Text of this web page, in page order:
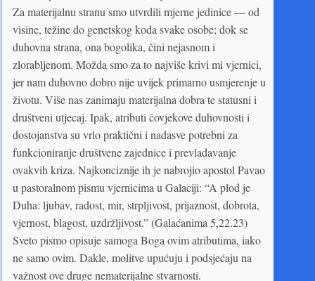
Za materijalnu stranu smo utvrdili mjerne jedinice — od
visine, težine do genetskog koda svake osobe; dok se
duhovna strana, ona bogolika, čini nejasnom i
zlorabljenom. Možda smo za to najviše krivi mi vjernici,
jer nam duhovno dobro nije uvijek primarno usmjerenje u
životu. Više nas zanimaju materijalna dobra te statusni i
društveni utjecaj. Ipak, atributi čovjekove duhovnosti i
dostojanstva su vrlo praktični i nadasve potrebni za
funkcioniranje društvene zajednice i prevladavanje
ovakvih kriza. Najkonciznije ih je nabrojio apostol Pavao
u pastoralnom pismu vjernicima u Galaciji: “A plod je
Duha: ljubav, radost, mir, strpljivost, prijaznost, dobrota,
vjernost, blagost, uzdržljivost.” (Galaćanima 5,22.23)
Sveto pismo opisuje samoga Boga ovim atributima, iako
ne samo ovim. Dakle, molitve upućuju i podsjećaju na
važnost ove druge nematerijalne stvarnosti.